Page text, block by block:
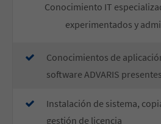
Conocimiento IT
experimentados y
​Conocimientos de
software ADVARIS presentes
​Instalación de sistema,
gestión de licencia